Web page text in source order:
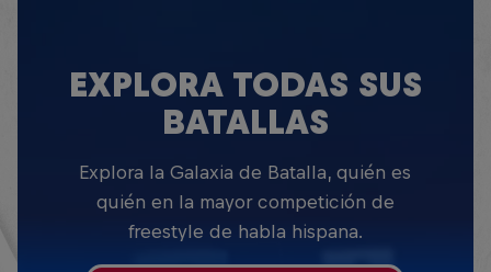
EXPLORA TODAS SUS
BATALLAS
Explora la Galaxia de Batalla, quién es
quién en la mayor competición de
freestyle de habla hispana.